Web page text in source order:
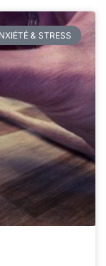
& STRESS